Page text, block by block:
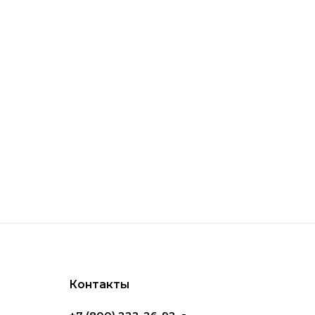
и долговечной.
Контакты